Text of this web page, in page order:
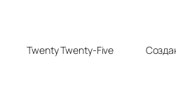
Twenty Twenty-Five